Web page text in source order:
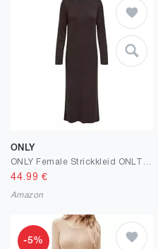
ONLY
44.99 €
Amazon
-5%